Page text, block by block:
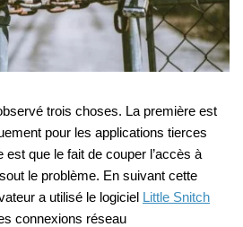
trois choses. La première est
pour les applications tierces
est que le fait de couper l’accès à
le problème. En suivant cette
a utilisé le logiciel Little Snitch
connexions réseau